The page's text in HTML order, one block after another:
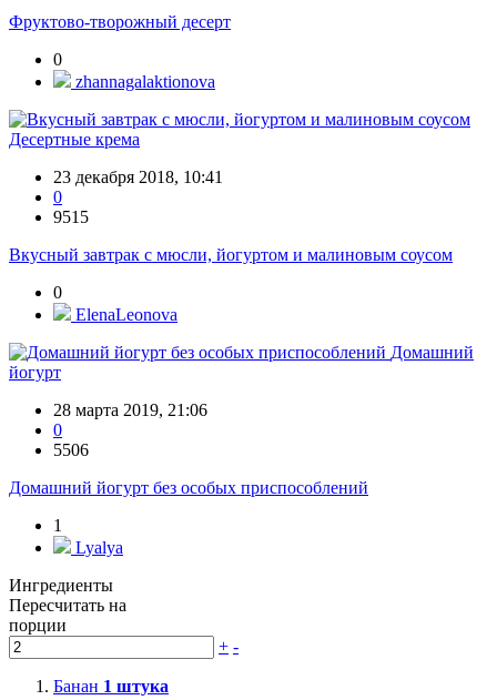
Фруктово-творожный десерт
0
zhannagalaktionova
Десертные крема
23 декабря 2018, 10:41
0
9515
Вкусный завтрак с мюсли, йогуртом и малиновым соусом
0
ElenaLeonova
Домашний
йогурт
28 марта 2019, 21:06
0
5506
Домашний йогурт без особых приспособлений
1
Lyalya
Ингредиенты
Пересчитать на
порции
+ -
Банан 1 штука